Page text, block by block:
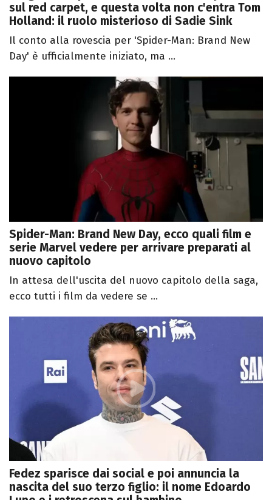
sul red carpet, e questa volta non c'entra Tom
Holland: il ruolo misterioso di Sadie Sink
Il conto alla rovescia per 'Spider-Man: Brand New
Day' è ufficialmente iniziato, ma ...
Spider-Man: Brand New Day, ecco quali film e
serie Marvel vedere per arrivare preparati al
nuovo capitolo
In attesa dell'uscita del nuovo capitolo della saga,
ecco tutti i film da vedere se ...
Fedez sparisce dai social e poi annuncia la
nascita del suo terzo figlio: il nome Edoardo